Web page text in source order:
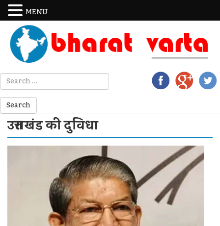
उत्तराखंड की दुविधा
MENU